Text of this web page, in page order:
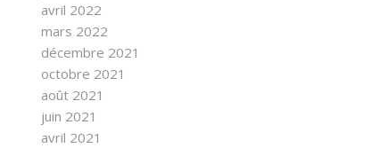
avril 2022
mars 2022
décembre 2021
octobre 2021
août 2021
juin 2021
avril 2021